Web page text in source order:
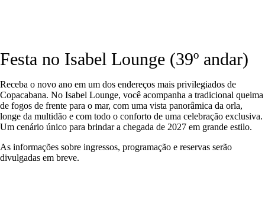
Festa no Isabel Lounge (39º andar)
Receba o novo ano em um dos endereços mais privilegiados de
Copacabana. No Isabel Lounge, você acompanha a tradicional queima
de fogos de frente para o mar, com uma vista panorâmica da orla,
longe da multidão e com todo o conforto de uma celebração exclusiva.
Um cenário único para brindar a chegada de 2027 em grande estilo.
As informações sobre ingressos, programação e reservas serão
divulgadas em breve.